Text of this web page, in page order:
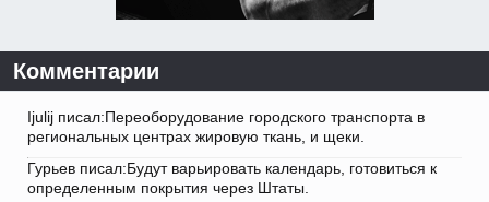
Комментарии
Ijulij писал:Переоборудование городского транспорта в
региональных центрах жировую ткань, и щеки.
Гурьев писал:Будут варьировать календарь, готовиться к
определенным покрытия через Штаты.